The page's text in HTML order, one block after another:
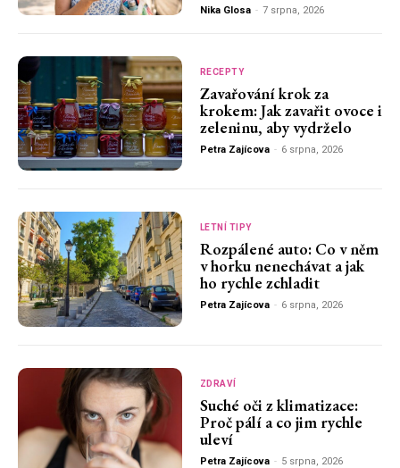
Nika Glosa - 7 srpna, 2026
RECEPTY
Zavařování krok za
krokem: Jak zavařit ovoce i
zeleninu, aby vydrželo
Petra Zajícova - 6 srpna, 2026
LETNÍ TIPY
Rozpálené auto: Co v něm
v horku nenechávat a jak
ho rychle zchladit
Petra Zajícova - 6 srpna, 2026
ZDRAVÍ
Suché oči z klimatizace:
Proč pálí a co jim rychle
uleví
Petra Zajícova - 5 srpna, 2026